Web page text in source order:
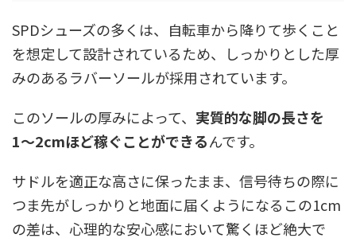
SPDシューズの多くは、自転車から降りて歩くこと
を想定して設計されているため、しっかりとした厚
みのあるラバーソールが採用されています。
このソールの厚みによって、 実質的な脚の長さを
1〜2cmほど稼ぐことができるんです。
サドルを適正な高さに保ったまま、信号待ちの際に
つま先がしっかりと地面に届くようになるこの1cm
の差は、心理的な安心感において驚くほど絶大で